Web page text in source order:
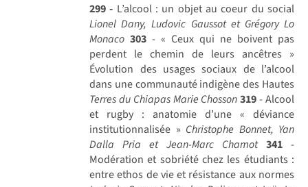
299 - L’alcool : un objet au coeur du social
Lionel Dany, Ludovic Gaussot et Grégory Lo
Monaco 303 - « Ceux qui ne boivent pas
perdent le chemin de leurs ancêtres »
Évolution des usages sociaux de l’alcool
dans une communauté indigène des Hautes
Terres du ChiapasMarie Chosson319- Alcool
et rugby : anatomie d’une « déviance
institutionnalisée » Christophe Bonnet, Yan
Dalla Pria et Jean-Marc Chamot 341 -
Modération et sobriété chez les étudiants :
entre ethos de vie et résistance aux normes